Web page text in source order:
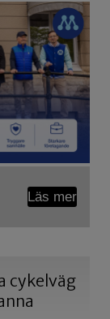
Läs mer
cykelväg